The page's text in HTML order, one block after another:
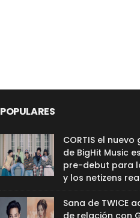
POPULARES
CORTIS el
de BigHit Music
pre-debut para
y los netizens
Sana de TWICE